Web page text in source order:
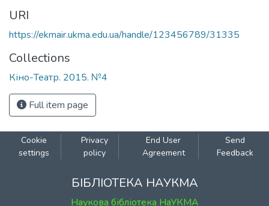
URI
https://ekmair.ukma.edu.ua/handle/123456789/31335
Collections
Кіно-Театр. 2015. №4
Full item page
Cookie
settings
Privacy
policy
End User
Agreement
Send
Feedback
БІБЛІОТЕКА НАУКМА
Наукова бібліотека НаУКМА